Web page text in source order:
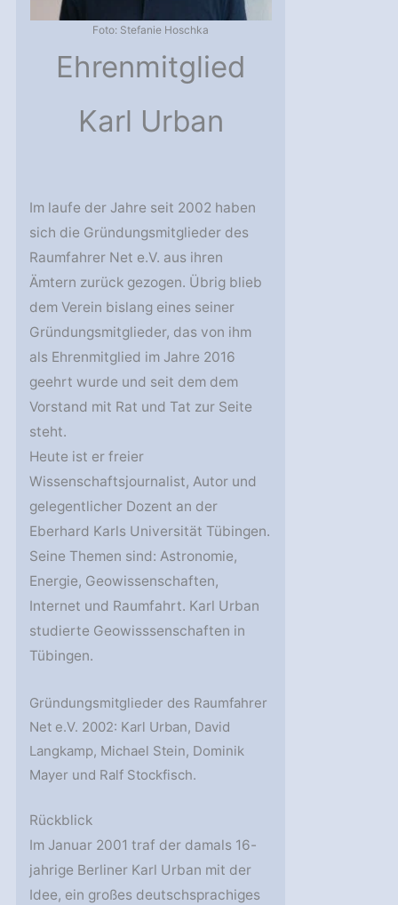
Foto: Stefanie Hoschka
Ehrenmitglied
Karl Urban
Im laufe der Jahre seit 2002 haben
sich die Gründungsmitglieder des
Raumfahrer Net e.V. aus ihren
Ämtern zurück gezogen. Übrig blieb
dem Verein bislang eines seiner
Gründungsmitglieder, das von ihm
als Ehrenmitglied im Jahre 2016
geehrt wurde und seit dem dem
Vorstand mit Rat und Tat zur Seite
steht.
Heute ist er freier
Wissenschaftsjournalist, Autor und
gelegentlicher Dozent an der
Eberhard Karls Universität Tübingen.
Seine Themen sind: Astronomie,
Energie, Geowissenschaften,
Internet und Raumfahrt. Karl Urban
studierte Geowisssenschaften in
Tübingen.
Gründungsmitglieder des Raumfahrer
Net e.V. 2002: Karl Urban, David
Langkamp, Michael Stein, Dominik
Mayer und Ralf Stockfisch.
Rückblick
Im Januar 2001 traf der damals 16-
jahrige Berliner Karl Urban mit der
Idee, ein großes deutschsprachiges